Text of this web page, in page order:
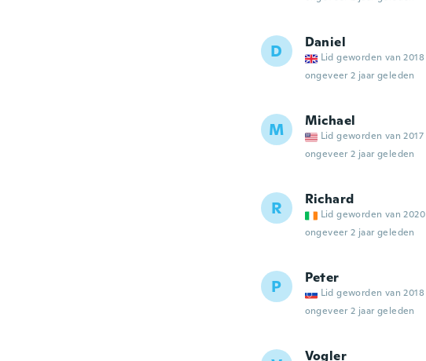
D Daniel
Lid geworden van 2018
ongeveer 2 jaar geleden
M Michael
Lid geworden van 2017
ongeveer 2 jaar geleden
R Richard
Lid geworden van 2020
ongeveer 2 jaar geleden
P Peter
Lid geworden van 2018
ongeveer 2 jaar geleden
Vogler